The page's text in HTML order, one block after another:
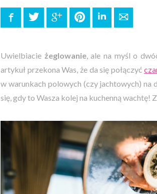
FacebookTwitter Google+ PinterestLinkedInE-mail
Uwielbiacie żeglowanie, ale na myśl o
artykuł przekona Was, że da się połączyć
w warunkach polowych (czy jachtowych) na
się, gdy to Wasza kolej na kuchenną wachtę!